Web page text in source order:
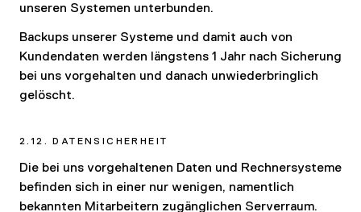
unseren Systemen unterbunden.
Backups unserer Systeme und damit auch von
Kundendaten werden längstens 1 Jahr nach Sicherung
bei uns vorgehalten und danach unwiederbringlich
gelöscht.
2.12. DATENSICHERHEIT
Die bei uns vorgehaltenen Daten und Rechnersysteme
befinden sich in einer nur wenigen, namentlich
bekannten Mitarbeitern zugänglichen Serverraum.